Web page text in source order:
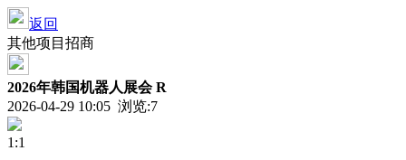
返回
其他项目招商
2026年韩国机器人展会 R
2026-04-29 10:05 浏览:7
1:1